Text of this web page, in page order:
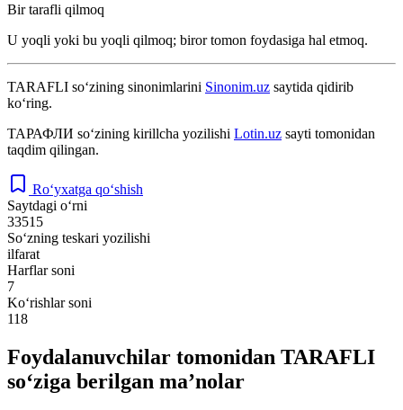
Bir tarafli qilmoq
U yoqli yoki bu yoqli qilmoq; biror tomon foydasiga hal etmoq.
TARAFLI so‘zining sinonimlarini Sinonim.uz saytida qidirib
ko‘ring.
ТАРАФЛИ so‘zining kirillcha yozilishi Lotin.uz sayti tomonidan
taqdim qilingan.
Ro‘yxatga qo‘shish
Saytdagi o‘rni
33515
So‘zning teskari yozilishi
ilfarat
Harflar soni
7
Ko‘rishlar soni
118
Foydalanuvchilar tomonidan TARAFLI
so‘ziga berilgan ma’nolar